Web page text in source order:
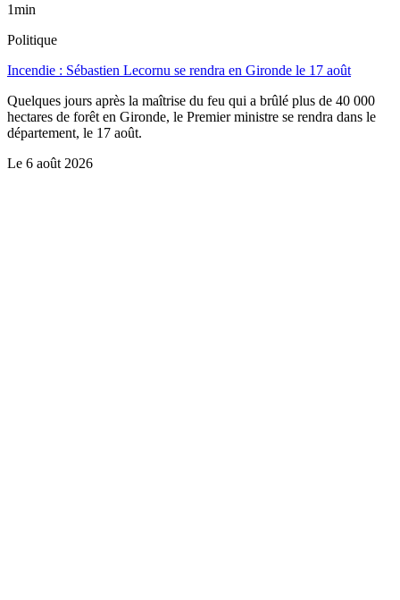
1min
Politique
Incendie : Sébastien Lecornu se rendra en Gironde le 17 août
Quelques jours après la maîtrise du feu qui a brûlé plus de 40 000
hectares de forêt en Gironde, le Premier ministre se rendra dans le
département, le 17 août.
Le 6 août 2026